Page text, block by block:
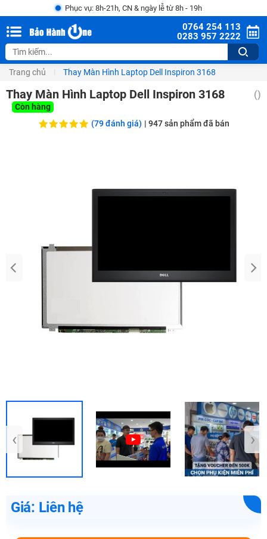
Phục vụ: 8h-21h, CN & ngày lễ từ 8h - 19h
0764 254 113
0283 957 2222
Trang chủ Thay Màn Hình Laptop Dell Inspiron 3168
Thay Màn Hình Laptop Dell Inspiron 3168 ()
Còn hàng
(79 đánh giá) | 947sản phẩm đã bán
‹ ›
Giá: Liên hệ